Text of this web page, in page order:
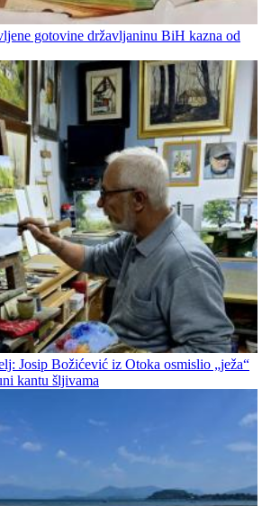
gotovine državljaninu BiH kazna od
Josip Božićević iz Otoka osmislio „ježa“
kantu šljivama